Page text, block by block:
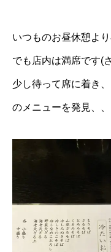
新卒採用
中途採用(正社員)
中途採用(パート)
プ
いつものお昼休憩よ
でも店内は満席です(
少し待って席に着き
のメニューを発見、、